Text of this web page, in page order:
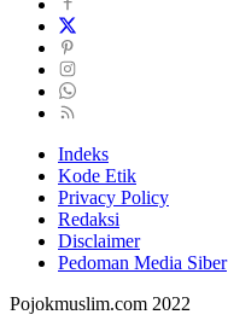
Indeks
Kode Etik
Privacy Policy
Redaksi
Disclaimer
Pedoman Media Siber
Pojokmuslim.com 2022